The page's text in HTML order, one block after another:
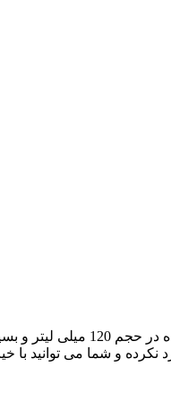
یکی دیگر از خوشبو کننده های
و شما می توانید با